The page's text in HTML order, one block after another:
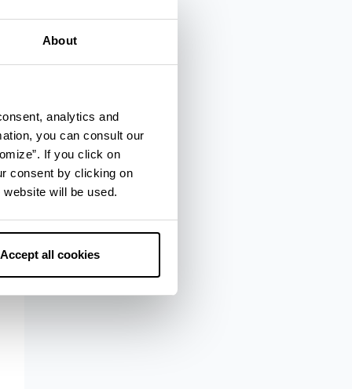
About
analytics and
you can consult our
If you click on
consent by clicking on
will be used.
Accept all cookies